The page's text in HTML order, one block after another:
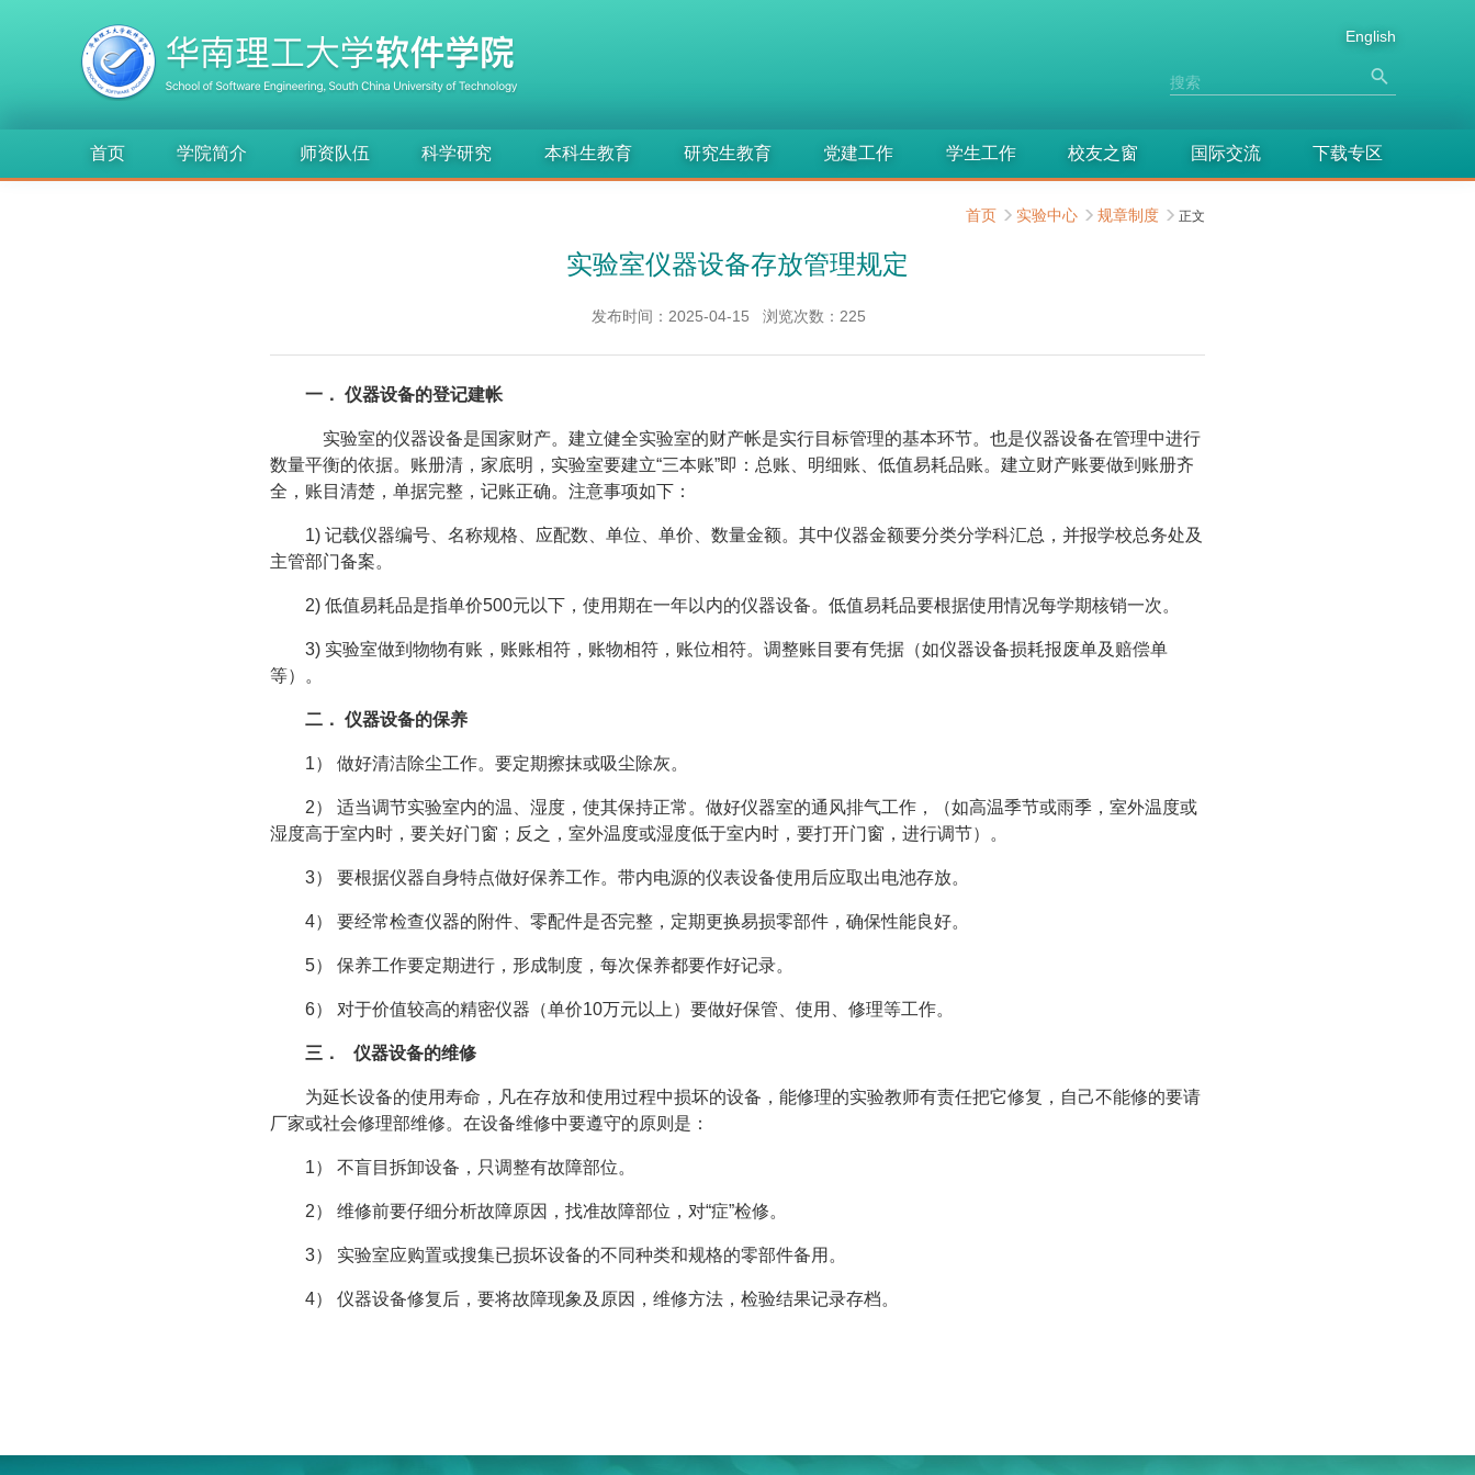
English
首页 学院简介 师资队伍 科学研究 本科生教育 研究生教育 党建工作 学生工作 校友之窗 国际交流 下载专区
首页 实验中心 规章制度 正文
实验室仪器设备存放管理规定
发布时间：2025-04-15 浏览次数： 225
一． 仪器设备的登记建帐
实验室的仪器设备是国家财产。建立健全实验室的财产帐是实行目标管理的基本环节。也是仪器设备在管理中进行
数量平衡的依据。账册清，家底明，实验室要建立“三本账”即：总账、明细账、低值易耗品账。建立财产账要做到账册齐
全，账目清楚，单据完整，记账正确。注意事项如下：
1) 记载仪器编号、名称规格、应配数、单位、单价、数量金额。其中仪器金额要分类分学科汇总，并报学校总务处及
主管部门备案。
2) 低值易耗品是指单价500元以下，使用期在一年以内的仪器设备。低值易耗品要根据使用情况每学期核销一次。
3) 实验室做到物物有账，账账相符，账物相符，账位相符。调整账目要有凭据（如仪器设备损耗报废单及赔偿单
等）。
二． 仪器设备的保养
1） 做好清洁除尘工作。要定期擦抹或吸尘除灰。
2） 适当调节实验室内的温、湿度，使其保持正常。做好仪器室的通风排气工作，（如高温季节或雨季，室外温度或
湿度高于室内时，要关好门窗；反之，室外温度或湿度低于室内时，要打开门窗，进行调节）。
3） 要根据仪器自身特点做好保养工作。带内电源的仪表设备使用后应取出电池存放。
4） 要经常检查仪器的附件、零配件是否完整，定期更换易损零部件，确保性能良好。
5） 保养工作要定期进行，形成制度，每次保养都要作好记录。
6） 对于价值较高的精密仪器（单价10万元以上）要做好保管、使用、修理等工作。
三． 仪器设备的维修
为延长设备的使用寿命，凡在存放和使用过程中损坏的设备，能修理的实验教师有责任把它修复，自己不能修的要请
厂家或社会修理部维修。在设备维修中要遵守的原则是：
1） 不盲目拆卸设备，只调整有故障部位。
2） 维修前要仔细分析故障原因，找准故障部位，对“症”检修。
3） 实验室应购置或搜集已损坏设备的不同种类和规格的零部件备用。
4） 仪器设备修复后，要将故障现象及原因，维修方法，检验结果记录存档。